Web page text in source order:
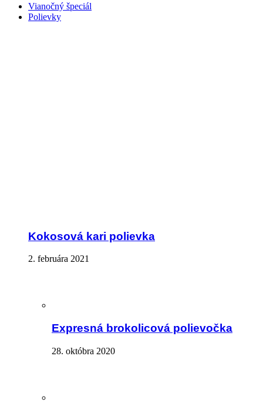
Vianočný špeciál
Polievky
Kokosová kari polievka
2. februára 2021
Expresná brokolicová polievočka
28. októbra 2020